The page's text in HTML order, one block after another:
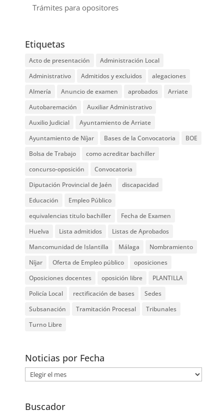
Trámites para opositores
Etiquetas
Acto de presentación
Administración Local
Administrativo
Admitidos y excluidos
alegaciones
Almería
Anuncio de examen aprobados
Arriate
Autobaremación
Auxiliar Administrativo
Auxilio Judicial
Ayuntamiento de Arriate
Ayuntamiento de Níjar
Bases de la Convocatoria
BOE
Bolsa de Trabajo
como acreditar bachiller
concurso-oposición
Convocatoria
Diputación Provincial de Jaén
discapacidad
Educación
Empleo Público
equivalencias titulo bachiller
Fecha de Examen
Huelva
Lista admitidos
Listas de Aprobados
Mancomunidad de Islantilla
Málaga
Nombramiento
Níjar
Oferta de Empleo público
oposiciones
Oposiciones docentes
oposición libre
PLANTILLA
Policía Local
rectificación de bases
Sedes
Subsanación
Tramitación Procesal
Tribunales
Turno Libre
Noticias por Fecha
Noticias
por
Buscador